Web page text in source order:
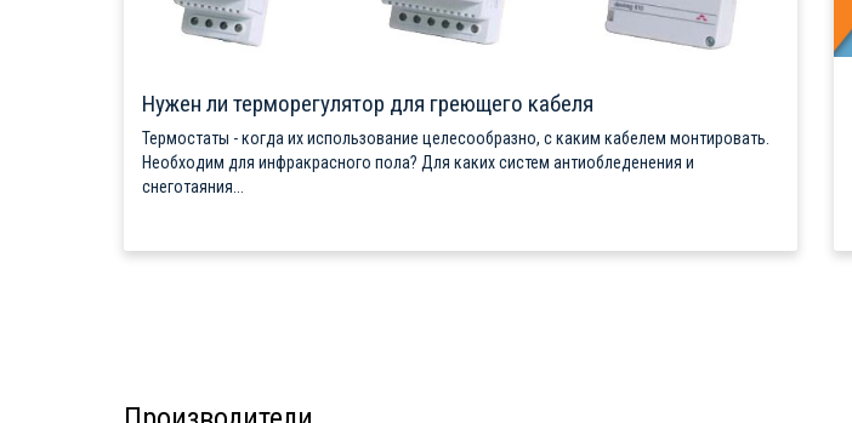
Нужен ли терморегулятор для греющего кабеля
Термостаты - когда их использование целесообразно, с каким кабелем монтировать.
Необходим для инфракрасного пола? Для каких систем антиобледенения и
снеготаяния...